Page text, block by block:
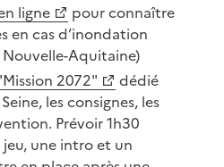
ligne
pour connaître
en cas d’inondation
Nouvelle-Aquitaine)
2072"
dédié
les consignes, les
Prévoir 1h30
jeu, une intro et un